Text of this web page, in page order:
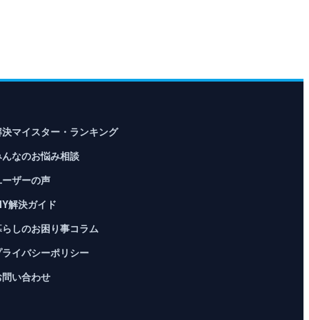
マイスター・ランキング
なのお悩み相談
ザーの声
解決ガイド
しのお困り事コラム
イバシーポリシー
い合わせ